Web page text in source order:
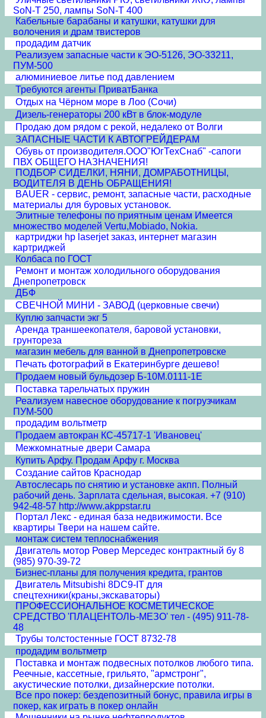
SoN-T 250, лампы SoN-T 400
Кабельные барабаны и катушки, катушки для
волочения и драм твистеров
продадим датчик
Реализуем запасные части к ЭО-5126, ЭО-33211,
ПУМ-500
алюминиевое литье под давлением
Требуются агенты ПриватБанка
Отдых на Чёрном море в Лоо (Сочи)
Дизель-генераторы 200 кВт в блок-модуле
Продаю дом рядом с рекой, недалеко от Волги
ЗАПАСНЫЕ ЧАСТИ К АВТОГРЕЙДЕРАМ
Обувь от производителя.ООО"ЮгТехСнаб" -сапоги
ПВХ ОБЩЕГО НАЗНАЧЕНИЯ!
ПОДБОР СИДЕЛКИ, НЯНИ, ДОМРАБОТНИЦЫ,
ВОДИТЕЛЯ В ДЕНЬ ОБРАЩЕНИЯ!
BAUER - сервис, ремонт, запасные части, расходные
материалы для буровых установок.
Элитные телефоны по приятным ценам Имеется
множество моделей Vertu,Mobiado, Nokia.
картриджи hp laserjet заказ, интернет магазин
картриджей
Колбаса по ГОСТ
Ремонт и монтаж холодильного оборудования
Днепропетровск
ДБФ
СВЕЧНОЙ МИНИ - ЗАВОД (церковные свечи)
Куплю запчасти экг 5
Аренда траншеекопателя, баровой установки,
грунтореза
магазин мебель для ванной в Днепропетровске
Печать фотографий в Екатеринбурге дешево!
Продаем новый бульдозер Б-10М.0111-1Е
Поставка тарельчатых пружин
Реализуем навесное оборудование к погрузчикам
ПУМ-500
продадим вольтметр
Продаем автокран КС-45717-1 'Ивановец'
Межкомнатные двери Cамара
Купить Арфу. Продам Арфу г. Москва
Создание сайтов Краснодар
Автослесарь по снятию и установке акпп. Полный
рабочий день. Зарплата сдельная, высокая. +7 (910)
942-48-57 http://www.akppstar.ru
Портал Лекс - единая база недвижимости. Все
квартиры Твери на нашем сайте.
монтаж систем теплоснабжения
Двигатель мотор Ровер Мерседес контрактный бу 8
(985) 970-39-72
Бизнес-планы для получения кредита, грантов
Двигатель Mitsubishi 8DC9-IT для
спецтехники(краны,экскаваторы)
ПРОФЕССИОНАЛЬНОЕ КОСМЕТИЧЕСКОЕ
СРЕДСТВО 'ПЛАЦЕНТОЛЬ-МЕЗО' тел - (495) 911-78-
48
Трубы толстостенные ГОСТ 8732-78
продадим вольтметр
Поставка и монтаж подвесных потолков любого типа.
Реечные, кассетные, грильято, "армстронг",
акустические потолки, дизайнерские потолки.
Все про покер: бездепозитный бонус, правила игры в
покер, как играть в покер онлайн